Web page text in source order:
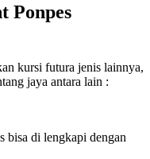
Ponpes
kursi futura jenis lainnya,
jaya antara lain :
bisa di lengkapi dengan